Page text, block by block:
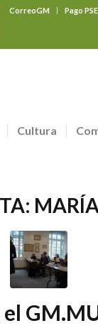
CorreoGM Pago PSE
Cultura